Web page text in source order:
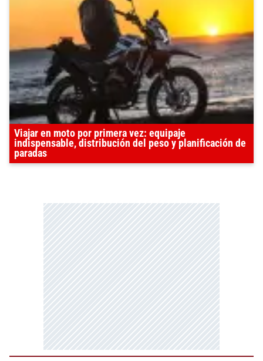
Viajar en moto por primera vez: equipaje
indispensable, distribución del peso y planificación de
paradas